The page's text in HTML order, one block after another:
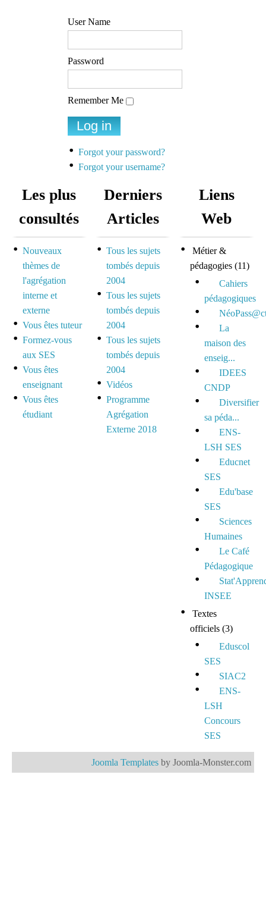
des conseils de lecture
diffusion
Une liste de diffusion
dédiée à la préparation
des concours pour
Espace dédié aux tuteurs
et formateurs
Espace réservé pour
mutualiser ses outils,
idées et questionnements
User Name
Password
Remember Me
Forgot your password?
Forgot your username?
Les plus
consultés
Nouveaux
thèmes de
l'agrégation
interne et
externe
Vous êtes tuteur
Formez-vous
aux SES
Vous êtes
enseignant
Vous êtes
étudiant
Derniers
Articles
Tous les sujets
tombés depuis
2004
Tous les sujets
tombés depuis
2004
Tous les sujets
tombés depuis
2004
Vidéos
Programme
Agrégation
Externe 2018
Liens
Web
Métier &
pédagogies (11)
Cahiers
pédagogiques
La
maison des
enseig...
IDEES
CNDP
Diversifier
sa péda...
ENS-
LSH SES
Educnet
SES
Edu'base
SES
Sciences
Humaines
Le Café
Pédagogique
INSEE
Textes
officiels (3)
Eduscol
SES
SIAC2
ENS-
LSH
Concours
SES
Joomla Templates by Joomla-Monster.com